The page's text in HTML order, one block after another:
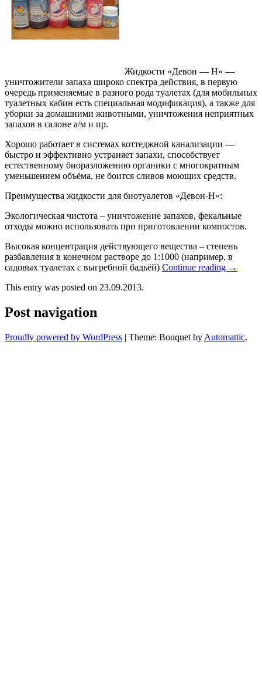
Жидкости «Девон — Н» —
уничтожители запаха широко спектра действия, в первую
очередь применяемые в разного рода туалетах (для мобильных
туалетных кабин есть специальная модификация), а также для
уборки за домашними животными, уничтожения неприятных
запахов в салоне а/м и пр.
Хорошо работает в системах коттеджной канализации —
быстро и эффективно устраняет запахи, способствует
естественному биоразложению органики с многократным
уменьшением объёма, не боится сливов моющих средств.
Преимущества жидкости для биотуалетов «Девон-Н»:
Экологическая чистота – уничтожение запахов, фекальные
отходы можно использовать при приготовлении компостов.
Высокая концентрация действующего вещества – степень
разбавления в конечном растворе до 1:1000 (например, в
садовых туалетах с выгребной бадьёй) Continue reading →
This entry was posted on 23.09.2013.
Post navigation
Proudly powered by WordPress | Theme: Bouquet by Automattic.